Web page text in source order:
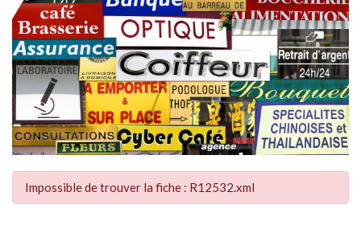
Impossible de trouver la fiche : R12532.xml